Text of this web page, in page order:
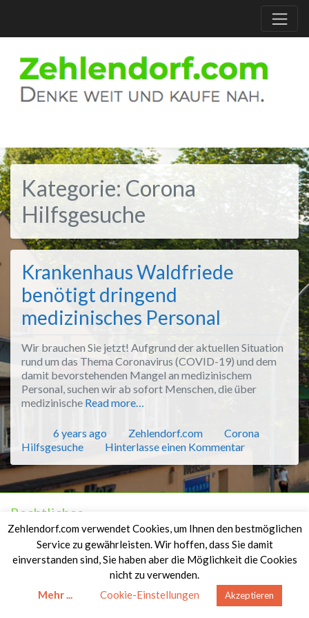
Kategorie: Corona
Hilfsgesuche
Krankenhaus Waldfriede
benötigt dringend
medizinisches Personal
Wir brauchen Sie jetzt! Aufgrund der aktuellen Situation
rund um das Thema Coronavirus (COVID-19) und dem
damit bevorstehenden Mangel an medizinischem
Personal, suchen wir ab sofort Menschen, die über
medizinische Read more…
Veröffentlicht
6 years ago Autor
Zehlendorf.com Kategorien
Corona
Hilfsgesuche
Hinterlasse einen Kommentar
Rechtliches
Impressum
Datenschutzerklärung
Copyright © 2019-2026Zehlendorf.com
Zehlendorf.com verwendet Cookies, um Ihnen den bestmöglichen
Service zu gewährleisten. Wir hoffen, dass Sie damit
einverstanden sind, Sie haben aber die Möglichkeit die Cookies
nicht zu verwenden.
Mehr ...
Cookie-Einstellungen Akzeptieren